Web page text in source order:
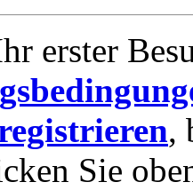
erster
,
Sie